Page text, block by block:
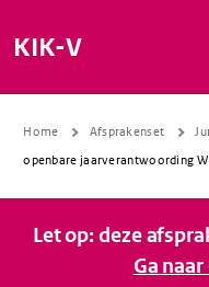
KIK-V
Home Afsprakenset
openbare jaarverantwoording
Let op: deze
Ga